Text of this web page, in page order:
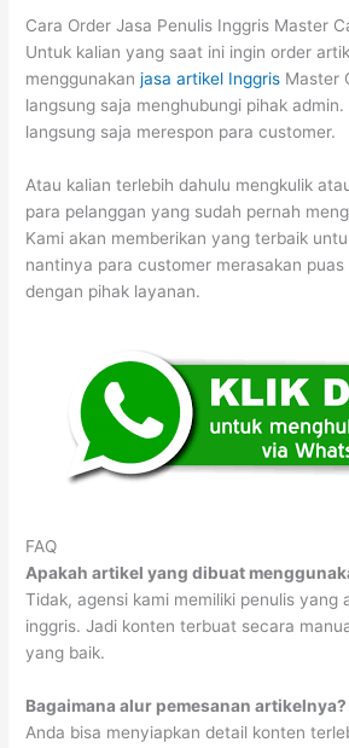
Cara Order Jasa Penulis Inggris Master
Untuk kalian yang saat ini ingin order
menggunakanjasa artikel Inggris Master
langsung saja menghubungi pihak
langsung saja merespon para customer.
Atau kalian terlebih dahulu mengkulik
para pelanggan yang sudah pernah
Kami akan memberikan yang terbaik
nantinya para customer merasakan
dengan pihak layanan.
FAQ
Apakah artikel yang dibuat
Tidak, agensi kami memiliki penulis yang
inggris. Jadi konten terbuat secara
yang baik.
Bagaimana alur pemesanan artikelnya?
Anda bisa menyiapkan detail konten